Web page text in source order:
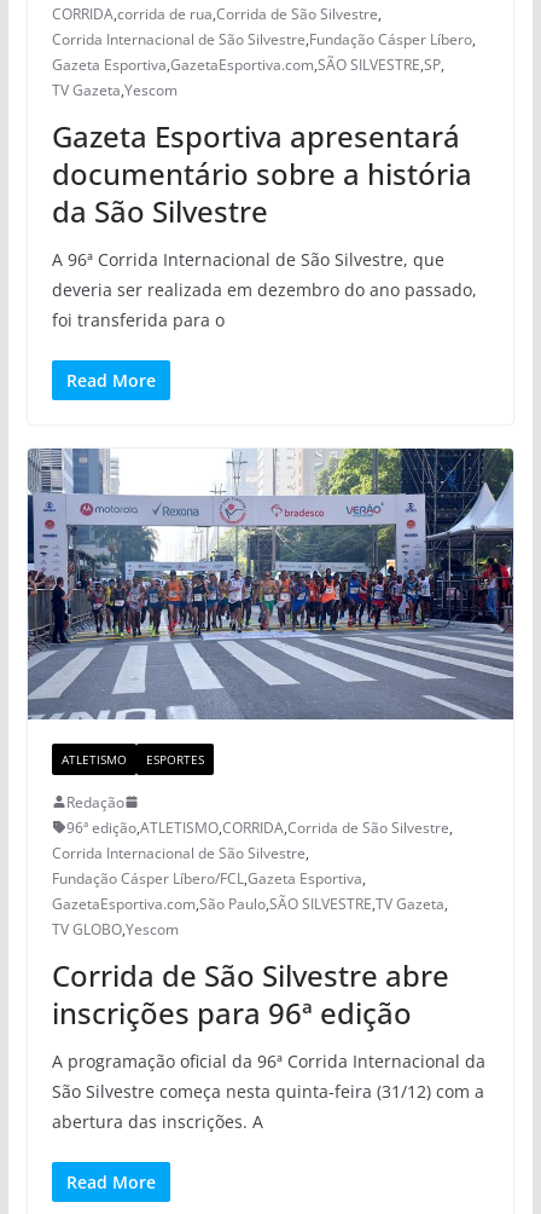
CORRIDA,corrida de rua,Corrida de São Silvestre,
Corrida Internacional de São Silvestre,Fundação Cásper Líbero,
Gazeta Esportiva,GazetaEsportiva.com,SÃO SILVESTRE,SP,
TV Gazeta,Yescom
Gazeta Esportiva apresentará
documentário sobre a história
da São Silvestre
A 96ª Corrida Internacional de São Silvestre, que
deveria ser realizada em dezembro do ano passado,
foi transferida para o
Read More
ATLETISMO ESPORTES
Redação
96ª edição,ATLETISMO,CORRIDA,Corrida de São Silvestre,
Corrida Internacional de São Silvestre,
Fundação Cásper Líbero/FCL,Gazeta Esportiva,
GazetaEsportiva.com,São Paulo,SÃO SILVESTRE,TV Gazeta,
TV GLOBO,Yescom
Corrida de São Silvestre abre
inscrições para 96ª edição
A programação oficial da 96ª Corrida Internacional da
São Silvestre começa nesta quinta-feira (31/12) com a
abertura das inscrições. A
Read More